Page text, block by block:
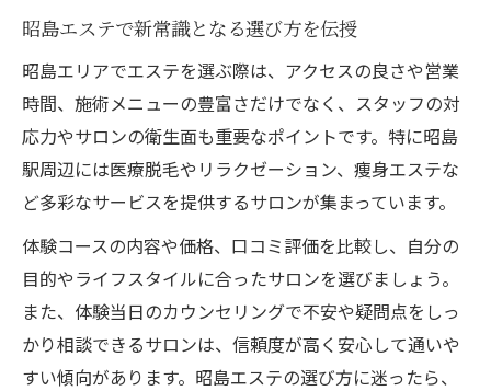
昭島エステで新常識となる選び方を伝授
昭島エリアでエステを選ぶ際は、アクセスの良さや営業
時間、施術メニューの豊富さだけでなく、スタッフの対
応力やサロンの衛生面も重要なポイントです。特に昭島
駅周辺には医療脱毛やリラクゼーション、痩身エステな
ど多彩なサービスを提供するサロンが集まっています。
体験コースの内容や価格、口コミ評価を比較し、自分の
目的やライフスタイルに合ったサロンを選びましょう。
また、体験当日のカウンセリングで不安や疑問点をしっ
かり相談できるサロンは、信頼度が高く安心して通いや
すい傾向があります。昭島エステの選び方に迷ったら、